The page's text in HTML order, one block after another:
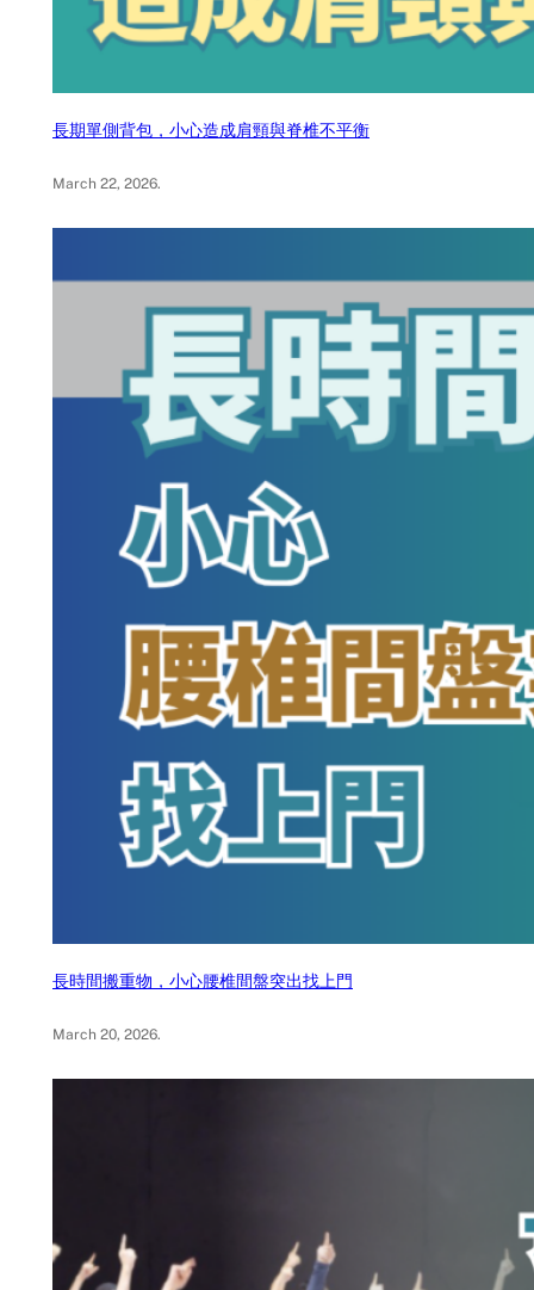
長期單側背包，小心造成肩頸與脊椎不平衡
March 22, 2026.
長時間搬重物，小心腰椎間盤突出找上門
March 20, 2026.